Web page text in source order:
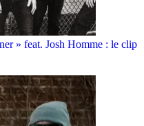
» feat. Josh Homme : le clip